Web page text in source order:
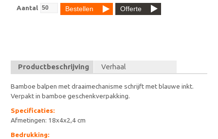
Aantal Bestellen Offerte
Productbeschrijving Verhaal
Bamboe balpen met draaimechanisme schrijft met blauwe inkt.
Verpakt in bamboe geschenkverpakking.
Specificaties:
Afmetingen: 18x4x2,4 cm
Bedrukking: